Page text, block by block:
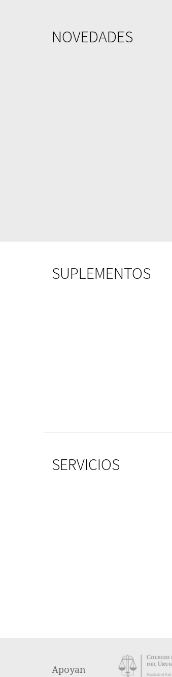
NOVEDADES
SUPLEMENTOS
SERVICIOS
Apoyan